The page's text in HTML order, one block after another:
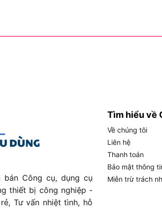
là giải pháp lý tưởng dành riêng cho
hẹp, trên cao mà không lo mỏi cổ tay.
(sắt dân dụng)
: Thiết bị đáp ứng
hàn gồ ghề hoặc kết hợp với đĩa nhám
: Đây là công cụ “đa năng” không thể
chữa lặt vặt, mài sắc dao kéo, cắt ống
bán Công cụ, dụng cụ
thiết bị công nghiệp -
Tư vấn nhiệt tình, hỗ
Tìm hiểu về
Về chúng tôi
Liên hệ
Thanh toán
Bảo mật thông
Miễn trừ trách